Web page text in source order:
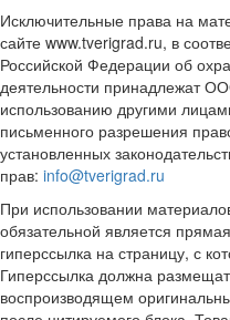
Исключительные права на
сайте www.tverigrad.ru, в
Российской Федерации об
деятельности принадлежат
использованию другими
письменного разрешения
установленных
прав: info@tverigrad.ru
При использовании
обязательной является
гиперссылка на страницу, с
Гиперссылка должна
воспроизводящем